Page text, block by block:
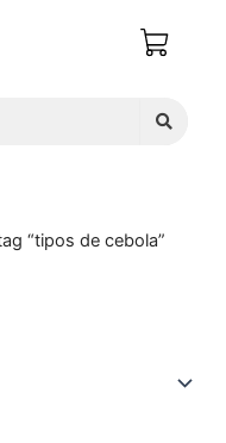
“tipos de cebola”